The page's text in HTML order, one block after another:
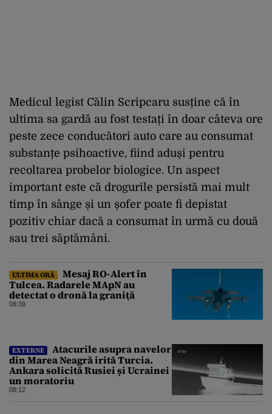
Medicul legist Călin Scripcaru susține că în
ultima sa gardă au fost testați în doar câteva ore
peste zece conducători auto care au consumat
substanțe psihoactive, fiind aduși pentru
recoltarea probelor biologice. Un aspect
important este că drogurile persistă mai mult
timp în sânge și un șofer poate fi depistat
pozitiv chiar dacă a consumat în urmă cu două
sau trei săptămâni.
ULTIMA ORĂ
Mesaj RO-Alert în
Tulcea. Radarele MApN au
detectat o dronă la graniţă
08:39
EXTERNE
Atacurile asupra navelor
din Marea Neagră irită Turcia.
Ankara solicită Rusiei și Ucrainei
un moratoriu
08:12